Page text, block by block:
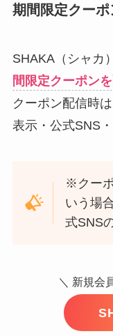
期間限定クーポ
SHAKA（シャカ）
間限定クーポン
クーポン配信時
表示・公式SNS
※クー
いう場
式SNS
＼ 新規会